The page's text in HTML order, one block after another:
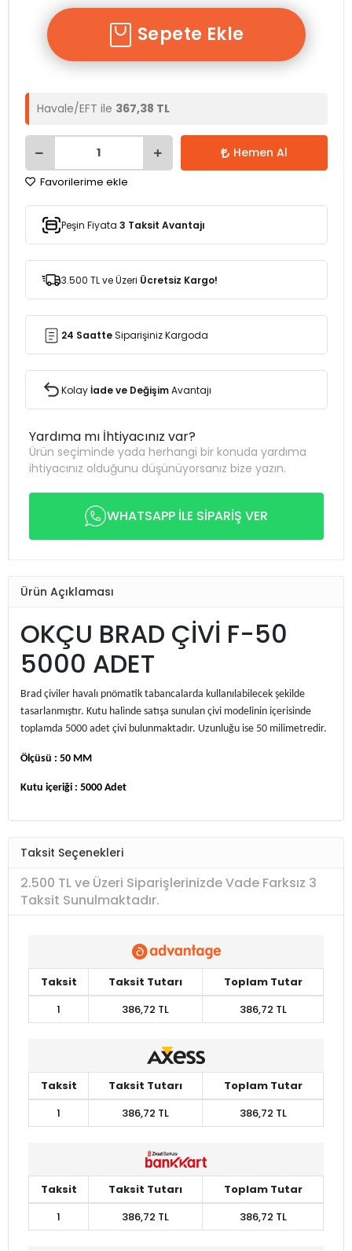
Sepete Ekle
Havale/EFT ile 367,38 TL
Hemen Al
Favorilerime ekle
Peşin Fiyata 3 Taksit Avantajı
3.500 TL ve Üzeri Ücretsiz Kargo!
24 SaatteSiparişiniz Kargoda
Kolayİade ve DeğişimAvantajı
Yardıma mı İhtiyacınız var?
Ürün seçiminde yada herhangi bir konuda yardıma
ihtiyacınız olduğunu düşünüyorsanız bize yazın.
WHATSAPP İLE SİPARİŞ VER
Ürün Açıklaması
OKÇU BRAD ÇİVİ F-50
5000 ADET
Brad çiviler havalı pnömatik tabancalarda kullanılabilecek şekilde
tasarlanmıştır. Kutu halinde satışa sunulan çivi modelinin içerisinde
toplamda 5000 adet çivi bulunmaktadır. Uzunluğu ise 50 milimetredir.
Ölçüsü : 50 MM
Kutu içeriği : 5000 Adet
Taksit Seçenekleri
2.500 TL ve Üzeri Siparişlerinizde Vade Farksız 3
Taksit Sunulmaktadır.
Taksit Taksit Tutarı
Toplam Tutar
1
386,72 TL 386,72 TL
Taksit Taksit Tutarı
Toplam Tutar
1
386,72 TL 386,72 TL
Taksit Taksit Tutarı
Toplam Tutar
1
386,72 TL 386,72 TL